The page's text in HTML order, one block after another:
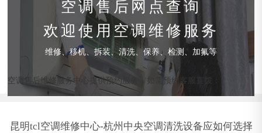
空调售后网点查询
欢迎使用空调维修服务
维修、移机、拆装、清洗、保养、检测、加氟等
空调售后维修服务中心提供预约服务，如需预约客服直拨：
昆明tcl空调维修中心-杭州中央空调清洗设备应如何选择